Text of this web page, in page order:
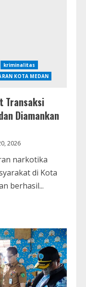
kriminalitas
KOTA MEDAN
Transaksi
Diamankan
2026
narkotika
di Kota
berhasil...